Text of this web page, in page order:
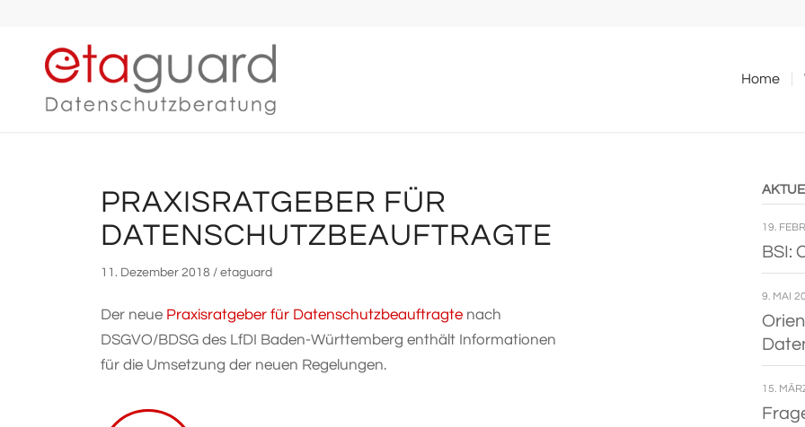
Home
PRA­XIS­RAT­GEBER FÜR
DATENSCHUTZBEAUFTRAGTE
11. Dezember 2018 / etaguard
Der neue Pra­xis­rat­geber für Datenschutz­beauftragte nach
DSGVO/BDSG des LfDI Baden-Würt­tem­berg ent­hält Infor­ma­tionen
für die Umset­zung der neuen Regelungen.
19.
BSI:
9. MAI
15.